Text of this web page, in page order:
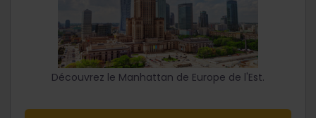
Découvrez le Manhattan de Europe de l'Est.